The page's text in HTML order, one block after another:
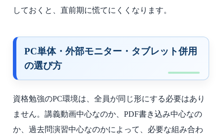
しておくと、直前期に慌てにくくなります。
PC単体・外部モニター・タブレット併用
の選び方
資格勉強のPC環境は、全員が同じ形にする必要はあり
ません。講義動画中心なのか、PDF書き込み中心なの
か、過去問演習中心なのかによって、必要な組み合わ